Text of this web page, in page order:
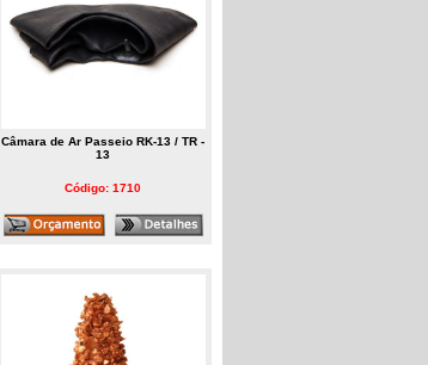
Câmara de Ar Passeio RK-13 / TR -
13
Código: 1710